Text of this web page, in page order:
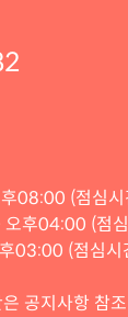
08:00 (점심시
후04:00 (점
03:00 (점심
공지사항 참조